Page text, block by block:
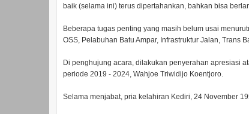
baik (selama ini) terus dipertahankan, bahkan bisa
Beberapa tugas penting yang masih belum usai
OSS, Pelabuhan Batu Ampar, Infrastruktur Jalan, Trans
Di penghujung acara, dilakukan penyerahan apresiasi
periode 2019 - 2024, Wahjoe Triwidijo Koentjoro.
Selama menjabat, pria kelahiran Kediri, 24 November